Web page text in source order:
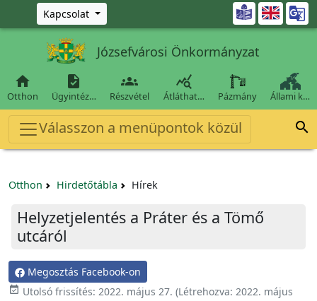
Ugrás a fő tartalomra
Kapcsolat 
Józsefvárosi Önkormányzat

Otthon

Ügyintéz…

Részvétel

Átláthat… Pázmány Állami k…
Válasszon a menüpontok közül 
Otthon Hirdetőtábla Hírek
Helyzetjelentés a Práter és a Tömő
utcáról
Megosztás Facebook-on
 Utolsó frissítés: 2022. május 27. (Létrehozva: 2022. május